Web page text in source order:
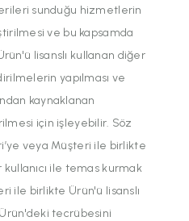
sunduğu hizmetlerin
ve bu kapsamda
lisanslı kullanan diğer
yapılması ve
kaynaklanan
için işleyebilir. Söz
veya Müşteri ile birlikte
ile temas kurmak
ile birlikte Ürün'ü lisanslı
tecrübesini